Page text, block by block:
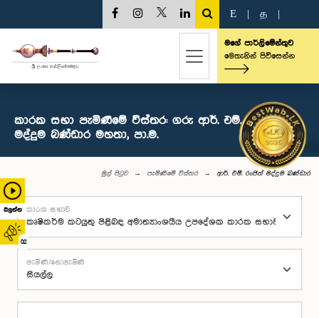
බලන්න
02
E த
මගේ පාර්ලිමේන්තුව
මෙතැනින් පිවිසෙන්න
කාරක සභා පැමිණීමේ විස්තර: ගරු ආර්. එම්. රංජිත්
මද්දුම බණ්ඩාර මහතා, පා.ම.
මුල් පිටුව පැමිණීමේ විස්තර ආර්. එම්. රංජිත් මද්දුම බණ්ඩාර
කාරක සභාව
පැමිණි/නොපැමිණි